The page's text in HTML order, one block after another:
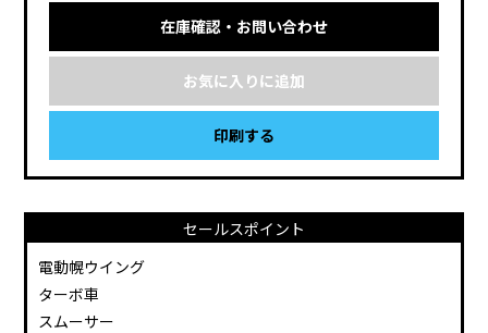
在庫確認・お問い合わせ
お気に入りに追加
印刷する
セールスポイント
電動幌ウイング
ターボ車
スムーサー